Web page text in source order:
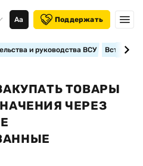
Аа Поддержать
и руководства ВСУ
ТОВАРЫ
ЧЕРЕЗ